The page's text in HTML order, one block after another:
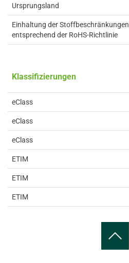
Ursprungsland
Einhaltung der Stoffbeschränkungen
entsprechend der RoHS-Richtlinie
Klassifizierungen
eClass
eClass
eClass
ETIM
ETIM
ETIM